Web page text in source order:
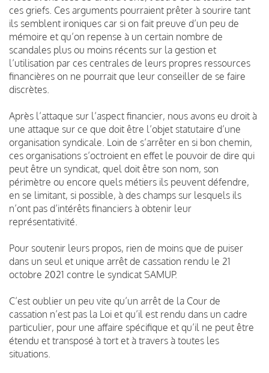
ces griefs. Ces arguments pourraient prêter à sourire tant
ils semblent ironiques car si on fait preuve d’un peu de
mémoire et qu’on repense à un certain nombre de
scandales plus ou moins récents sur la gestion et
l’utilisation par ces centrales de leurs propres ressources
financières on ne pourrait que leur conseiller de se faire
discrètes.
Après l’attaque sur l’aspect financier, nous avons eu droit à
une attaque sur ce que doit être l’objet statutaire d’une
organisation syndicale. Loin de s’arrêter en si bon chemin,
ces organisations s’octroient en effet le pouvoir de dire qui
peut être un syndicat, quel doit être son nom, son
périmètre ou encore quels métiers ils peuvent défendre,
en se limitant, si possible, à des champs sur lesquels ils
n’ont pas d’intérêts financiers à obtenir leur
représentativité.
Pour soutenir leurs propos, rien de moins que de puiser
dans un seul et unique arrêt de cassation rendu le 21
octobre 2021 contre le syndicat SAMUP.
C’est oublier un peu vite qu’un arrêt de la Cour de
cassation n’est pas la Loi et qu’il est rendu dans un cadre
particulier, pour une affaire spécifique et qu’il ne peut être
étendu et transposé à tort et à travers à toutes les
situations.